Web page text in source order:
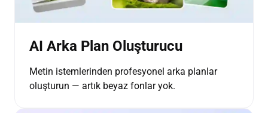
AI Arka Plan Oluşturucu
Metin istemlerinden profesyonel arka planlar
oluşturun — artık beyaz fonlar yok.